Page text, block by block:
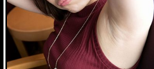
…中国メディア！
で若者は元気・・・
「上級公務員試験に合格とは書いてな...
整備士が「グエン」さんだったから...
」 →国家公務員月給3.51％増へ...